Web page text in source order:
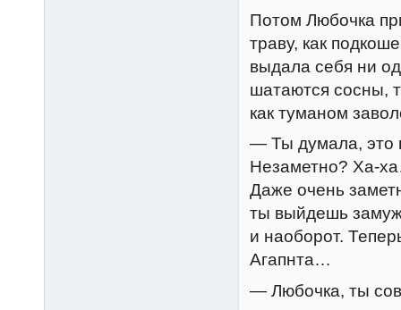
Потом Любочка
траву, как
выдала себя ни
шатаются сосны,
как туманом
— Ты думала, это
Незаметно? Ха-
Даже очень
ты выйдешь
и наоборот.
Агапнта…
— Любочка, ты